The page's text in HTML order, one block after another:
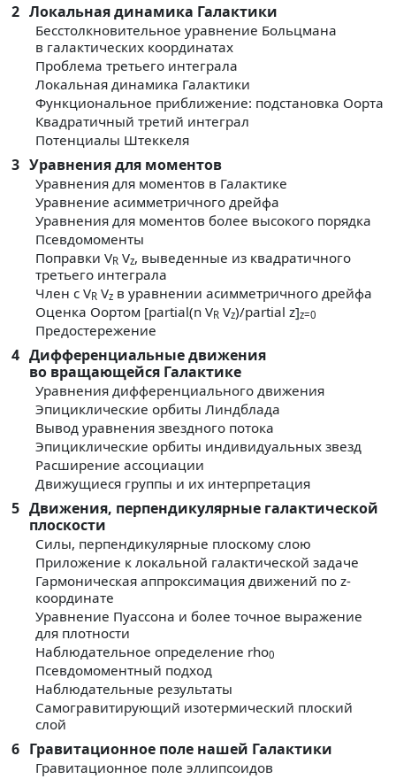
2 Локальная динамика Галактики
Бесстолкновительное уравнение Больцмана
в галактических координатах
Проблема третьего интеграла
Локальная динамика Галактики
Функциональное приближение: подстановка Оорта
Квадратичный третий интеграл
Потенциалы Штеккеля
3 Уравнения для моментов
Уравнения для моментов в Галактике
Уравнение асимметричного дрейфа
Уравнения для моментов более высокого порядка
Псевдомоменты
Поправки VR Vz, выведенные из квадратичного
третьего интеграла
Член с VR Vz в уравнении асимметричного дрейфа
Оценка Оортом [partial(n VR Vz)/partial z]z=0
Предостережение
4 Дифференциальные движения
во вращающейся Галактике
Уравнения дифференциального движения
Эпициклические орбиты Линдблада
Вывод уравнения звездного потока
Эпициклические орбиты индивидуальных звезд
Расширение ассоциации
Движущиеся группы и их интерпретация
5 Движения, перпендикулярные галактической
плоскости
Силы, перпендикулярные плоскому слою
Приложение к локальной галактической задаче
Гармоническая аппроксимация движений по z-
координате
Уравнение Пуассона и более точное выражение
для плотности
Наблюдательное определение rho0
Псевдомоментный подход
Наблюдательные результаты
Самогравитирующий изотермический плоский
слой
6 Гравитационное поле нашей Галактики
Гравитационное поле эллипсоидов